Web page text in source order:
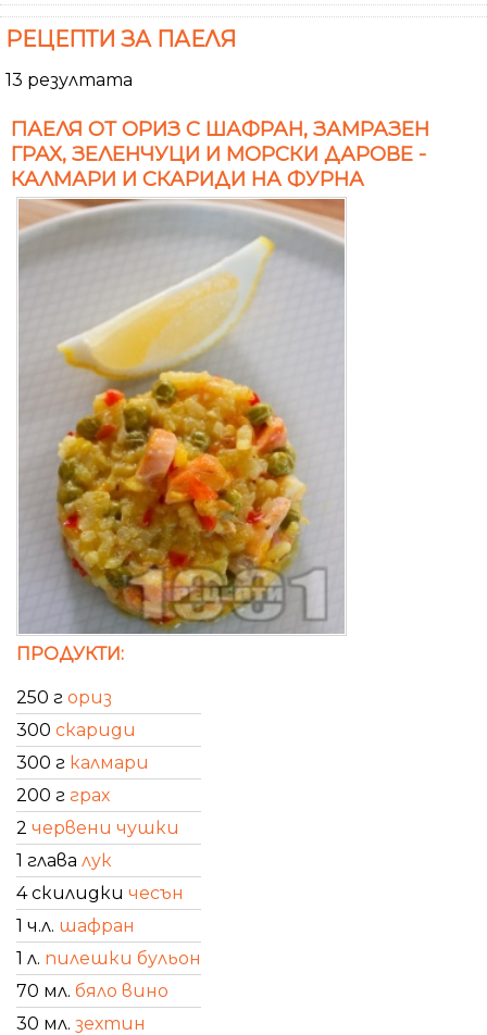
РЕЦЕПТИ ЗА ПАЕЛЯ
13 резултата
ПАЕЛЯ ОТ ОРИЗ С ШАФРАН, ЗАМРАЗЕН
ГРАХ, ЗЕЛЕНЧУЦИ И МОРСКИ ДАРОВЕ -
КАЛМАРИ И СКАРИДИ НА ФУРНА
ПРОДУКТИ:
250 г ориз
300 скариди
300 г калмари
200 г грах
2 червени чушки
1 глава лук
4 скилидки чесън
1 ч.л. шафран
1 л. пилешки бульон
70 мл. бяло вино
30 мл. зехтин